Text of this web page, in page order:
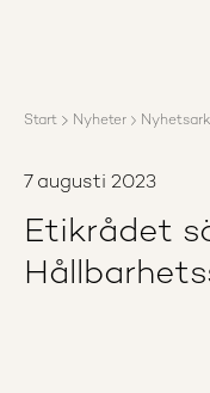
Rapporter
Kontakta AP3
Start Nyheter
7 augusti 2023
Etikrådet